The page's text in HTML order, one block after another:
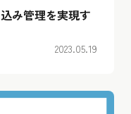
み管理を実現す
2023.05.19